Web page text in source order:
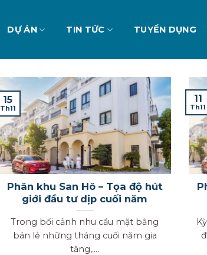
DỰ ÁN TIN TỨC TUYỂN DỤNG
Phân khu San Hô – Tọa độ hút
giới đầu tư dịp cuối năm
Trong bối cảnh nhu cầu mặt bằng
bán lẻ những tháng cuối năm gia
tăng,....
15
Th11
11
Th11